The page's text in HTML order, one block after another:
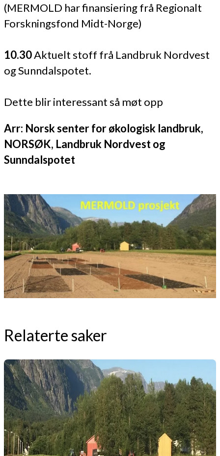
(MERMOLD har finansiering frå Regionalt
Forskningsfond Midt-Norge)
10.30Aktuelt stoff frå Landbruk Nordvest
og Sunndalspotet.
Dette blir interessant så møt opp
Arr: Norsk senter for økologisk landbruk,
NORSØK, Landbruk Nordvest og
Sunndalspotet
Relaterte saker